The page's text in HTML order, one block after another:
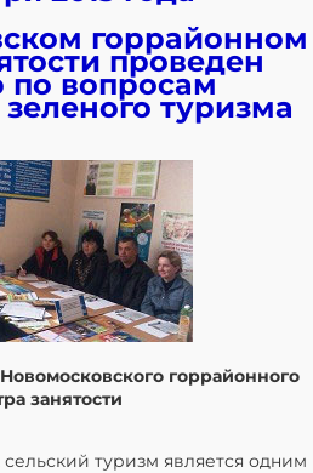
горрайонном
проведен
по вопросам
туризма
горрайонного
занятости
туризм является одним